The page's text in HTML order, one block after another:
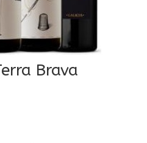
Brava